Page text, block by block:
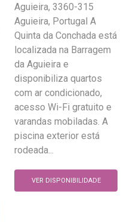
Aguieira, 3360-315
Aguieira, Portugal A
Quinta da Conchada está
localizada na Barragem
da Aguieira e
disponibiliza quartos
com ar condicionado,
acesso Wi-Fi gratuito e
varandas mobiladas. A
piscina exterior está
rodeada...
VER DISPONIBILIDADE